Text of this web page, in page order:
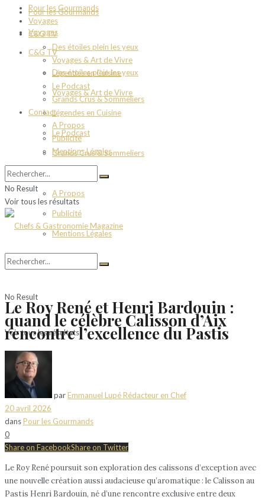
Pour les Gourmands
Voyages
C&G TV
Des étoiles plein les yeux
Voyages & Art de Vivre
Légendes en Cuisine
Le Podcast
Grands Crus & Sommeliers
Contact
A Propos
Publicité
Mentions Légales
Pour les Gourmands
Voyages
C&G TV
Des étoiles plein les yeux
Voyages & Art de Vivre
Légendes en Cuisine
Le Podcast
Grands Crus & Sommeliers
Contact
A Propos
Publicité
Mentions Légales
No Result
Voir tous les résultats
No Result
Voir tous les résultats
Le Roy René et Henri Bardouin :
quand le célèbre Calisson d’Aix
rencontre l’excellence du Pastis
parEmmanuel Lupé Rédacteur en Chef
20 avril 2026
dansPour les Gourmands
0
Share on FacebookShare on Twitter
Le Roy René poursuit son exploration des calissons d’exception avec
une nouvelle création aussi audacieuse qu’aromatique : le Calisson au
Pastis Henri Bardouin, né d’une rencontre exclusive entre deux